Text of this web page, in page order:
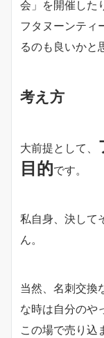
会」を開催した
フタヌーンティ
るのも良いかと
考え方
大前提として、
目的です。
私自身、決して
ん。
当然、名刺交換
な時は自分のや
この場で売り込